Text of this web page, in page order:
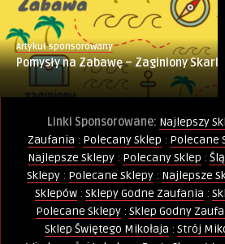
Artykuł sponsorowany
Pomysły na Zabawę – Zaginiony Skarb
Linki Sponsorowane: Najlepszy
Zaufania : Polecany Sklep : Polecane
Najlepsze Sklepy : Polecany Sklep :
Sklepy: Polecane Sklepy: Najlepsze
Sklepów: Sklepy Godne Zaufania :
Polecane Sklepy : Sklep Godny
Sklep Świętego Mikołaja : Strój